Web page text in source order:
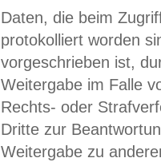
Daten, die beim
protokolliert worden
vorgeschrieben ist,
Weitergabe im Falle
Rechts- oder
Dritte zur
Weitergabe zu